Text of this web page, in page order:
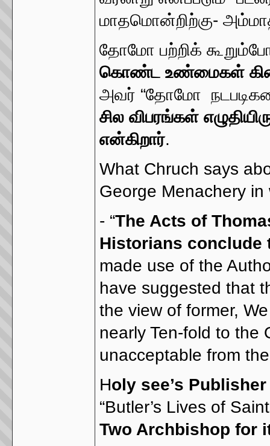
மாதமொன்றிற்கு-
தோமோ பற்றிக்
கொண்ட உண்மைகள்
அவர் “தோமோ
சில விபரங்கள்
என்கிறார்.
What Chruch says
George Menachery
- “The Acts of
Historians conclude
made use of the
have suggested that
the view of former,
nearly Ten-fold to the
unacceptable from
Holy see’s
“Butler’s Lives of
Two Archbishop for